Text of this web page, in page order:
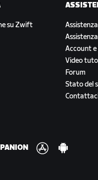
su Zwift
Account
Video
Forum
Stato del